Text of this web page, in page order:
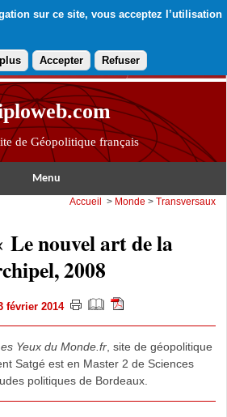
sur ce site, vous acceptez l’utilisation
Accepter Refuser
de Géopolitique français
Menu
Accueil > Monde > Transversaux
Le nouvel art de la
2008
février 2014
Yeux du Monde.fr , site de géopolitique
Satgé est en Master 2 de Sciences
politiques de Bordeaux.